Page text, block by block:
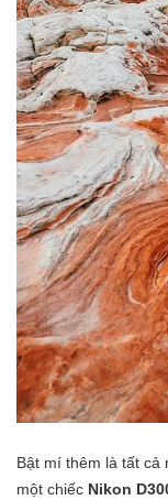
Bật mí thêm là tất cả
một chiếc Nikon